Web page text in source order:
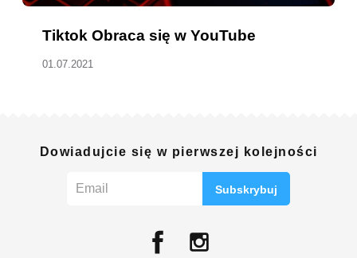
Tiktok Obraca się w YouTube
01.07.2021
Dowiadujcie się w pierwszej kolejności
Subskrybuj